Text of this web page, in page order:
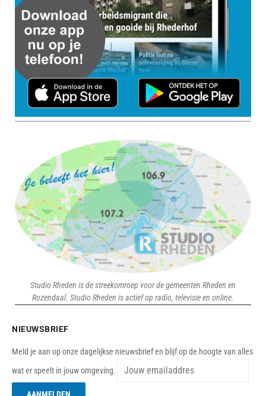
Studio Rheden is de streekomroep voor de gemeenten Rheden en
Rozendaal. Studio Rheden is actief op radio, televisie en online.
NIEUWSBRIEF
Meld je aan op onze dagelijkse nieuwsbrief en blijf op de hoogte van alles
wat er speelt in jouw omgeving.